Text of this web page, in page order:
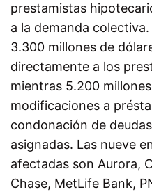
prestamistas
a la demanda
3.300 millones de
directamente a los
mientras 5.200
modificaciones a
condonación de
asignadas. Las nueve
afectadas son Aurora,
Chase, MetLife Bank,